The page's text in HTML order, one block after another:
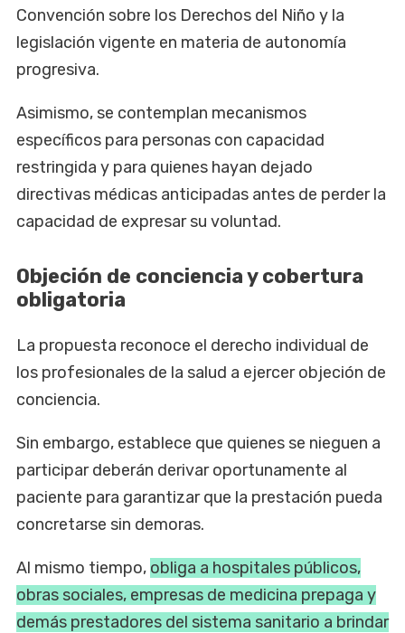
Convención sobre los Derechos del Niño y la
legislación vigente en materia de autonomía
progresiva.
Asimismo, se contemplan mecanismos
específicos para personas con capacidad
restringida y para quienes hayan dejado
directivas médicas anticipadas antes de perder la
capacidad de expresar su voluntad.
Objeción de conciencia y cobertura
obligatoria
La propuesta reconoce el derecho individual de
los profesionales de la salud a ejercer objeción de
conciencia.
Sin embargo, establece que quienes se nieguen a
participar deberán derivar oportunamente al
paciente para garantizar que la prestación pueda
concretarse sin demoras.
Al mismo tiempo, obliga a hospitales públicos,
obras sociales, empresas de medicina prepaga y
demás prestadores del sistema sanitario a brindar